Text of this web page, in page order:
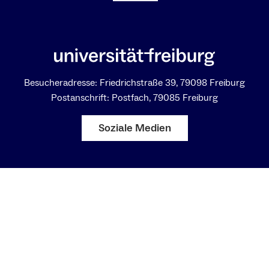
Besucheradresse: Friedrichstraße 39, 79098 Freiburg
Postanschrift: Postfach, 79085 Freiburg
Soziale Medien